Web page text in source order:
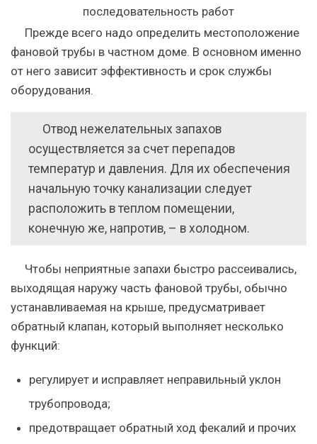
Прежде всего надо определить местоположение
фановой трубы в частном доме. В основном именно
от него зависит эффективность и срок службы
оборудования.
Отвод нежелательных запахов
осуществляется за счет перепадов
температур и давления. Для их обеспечения
начальную точку канализации следует
расположить в теплом помещении,
конечную же, напротив, – в холодном.
Чтобы неприятные запахи быстро рассеивались,
выходящая наружу часть фановой трубы, обычно
устанавливаемая на крыше, предусматривает
обратный клапан, который выполняет несколько
функций:
регулирует и исправляет неправильный уклон
трубопровода;
предотвращает обратный ход фекалий и прочих